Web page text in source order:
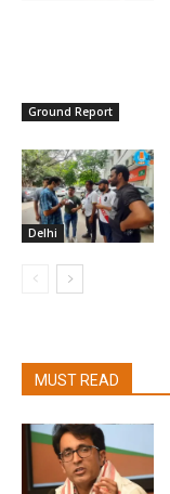
Ground Report
Delhi
MUST READ